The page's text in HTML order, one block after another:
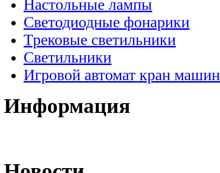
Настольные лампы
Светодиодные фонарики
Трековые светильники
Светильники
Игровой автомат кран
Информация